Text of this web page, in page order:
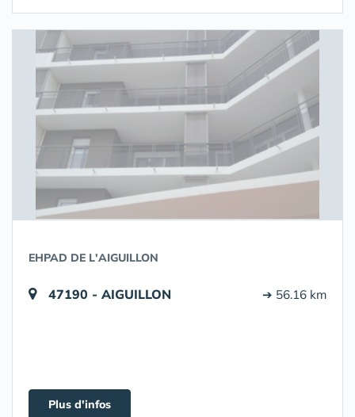
EHPAD DE L'AIGUILLON
47190 - AIGUILLON ➔ 56.16 km
Plus d'infos